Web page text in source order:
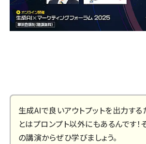
生成AIで良いアウトプットを出力す
とはプロンプト以外にもあるんです！
の講演からぜひ学びましょう。